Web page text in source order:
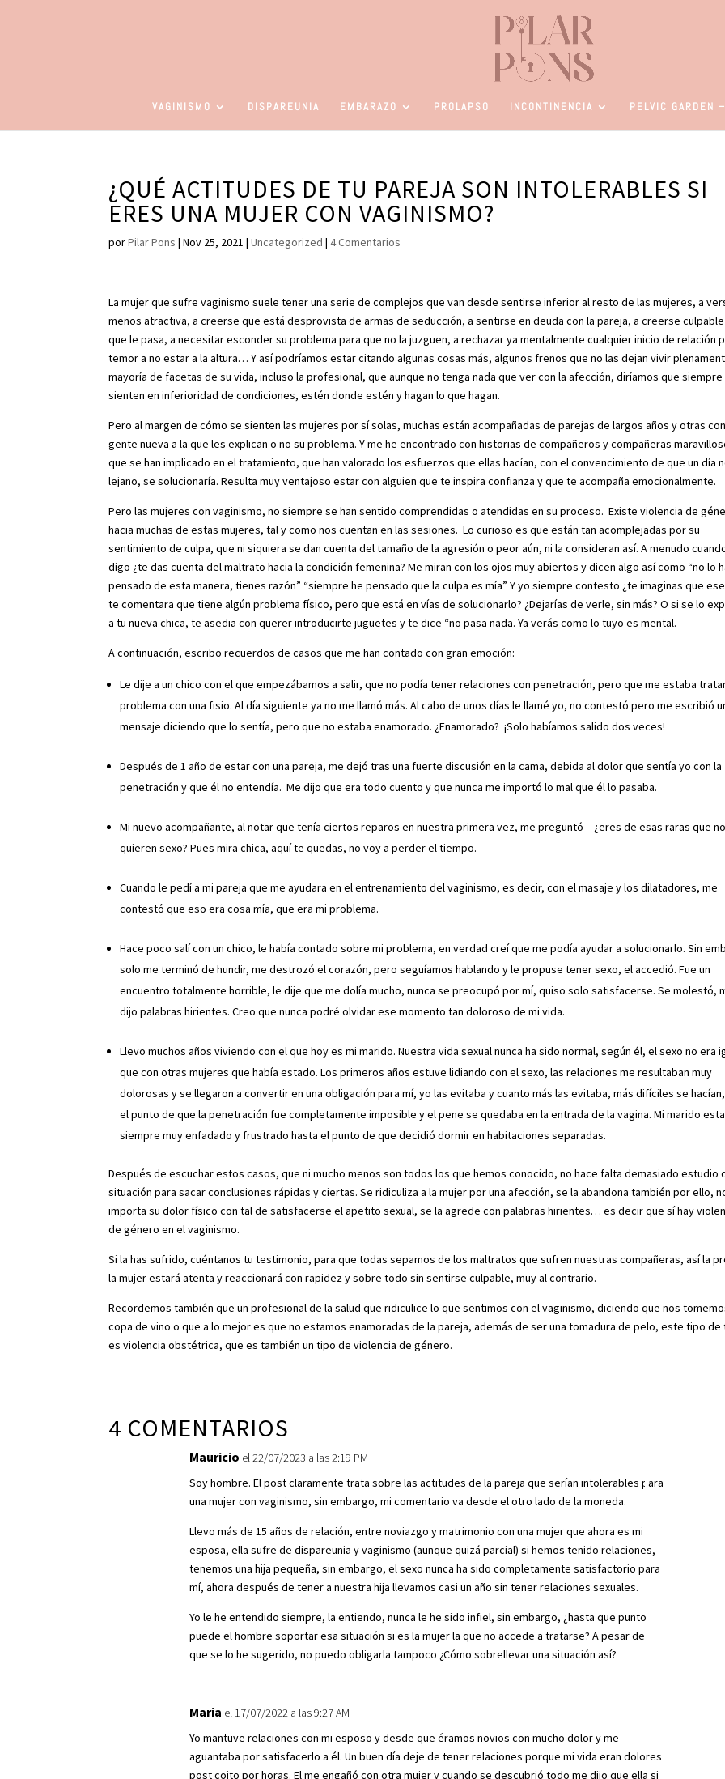
VAGINISMO DISPAREUNIA EMBARAZO PROLAPSO INCONTINENCIA PELVIC GARDEN
¿QUÉ ACTITUDES DE TU PAREJA SON INTOLERABLES SI
ERES UNA MUJER CON VAGINISMO?
porPilar Pons |Nov 25, 2021 |Uncategorized |4 Comentarios
La mujer que sufre vaginismo suele tener una serie de complejos que van desde sentirse inferior al resto de las mujeres, a
menos atractiva, a creerse que está desprovista de armas de seducción, a sentirse en deuda con la pareja, a creerse
que le pasa, a necesitar esconder su problema para que no la juzguen, a rechazar ya mentalmente cualquier inicio de relación
temor a no estar a la altura… Y así podríamos estar citando algunas cosas más, algunos frenos que no las dejan vivir
mayoría de facetas de su vida, incluso la profesional, que aunque no tenga nada que ver con la afección, diríamos que siempre
sienten en inferioridad de condiciones, estén donde estén y hagan lo que hagan.
Pero al margen de cómo se sienten las mujeres por sí solas, muchas están acompañadas de parejas de largos años y otras
gente nueva a la que les explican o no su problema. Y me he encontrado con historias de compañeros y compañeras
que se han implicado en el tratamiento, que han valorado los esfuerzos que ellas hacían, con el convencimiento de que un día
lejano, se solucionaría. Resulta muy ventajoso estar con alguien que te inspira confianza y que te acompaña emocionalmente.
Pero las mujeres con vaginismo, no siempre se han sentido comprendidas o atendidas en su proceso. Existe violencia de
hacia muchas de estas mujeres, tal y como nos cuentan en las sesiones. Lo curioso es que están tan acomplejadas por su
sentimiento de culpa, que ni siquiera se dan cuenta del tamaño de la agresión o peor aún, ni la consideran así. A menudo
digo ¿te das cuenta del maltrato hacia la condición femenina? Me miran con los ojos muy abiertos y dicen algo así como “no lo
pensado de esta manera, tienes razón” “siempre he pensado que la culpa es mía” Y yo siempre contesto ¿te imaginas que
te comentara que tiene algún problema físico, pero que está en vías de solucionarlo? ¿Dejarías de verle, sin más? O si se lo
a tu nueva chica, te asedia con querer introducirte juguetes y te dice “no pasa nada. Ya verás como lo tuyo es mental.
A continuación, escribo recuerdos de casos que me han contado con gran emoción:
Le dije a un chico con el que empezábamos a salir, que no podía tener relaciones con penetración, pero que me estaba
problema con una fisio. Al día siguiente ya no me llamó más. Al cabo de unos días le llamé yo, no contestó pero me escribió
mensaje diciendo que lo sentía, pero que no estaba enamorado. ¿Enamorado? ¡Solo habíamos salido dos veces!
Después de 1 año de estar con una pareja, me dejó tras una fuerte discusión en la cama, debida al dolor que sentía yo con la
penetración y que él no entendía. Me dijo que era todo cuento y que nunca me importó lo mal que él lo pasaba.
Mi nuevo acompañante, al notar que tenía ciertos reparos en nuestra primera vez, me preguntó – ¿eres de esas raras que no
quieren sexo? Pues mira chica, aquí te quedas, no voy a perder el tiempo.
Cuando le pedí a mi pareja que me ayudara en el entrenamiento del vaginismo, es decir, con el masaje y los dilatadores, me
contestó que eso era cosa mía, que era mi problema.
Hace poco salí con un chico, le había contado sobre mi problema, en verdad creí que me podía ayudar a solucionarlo. Sin
solo me terminó de hundir, me destrozó el corazón, pero seguíamos hablando y le propuse tener sexo, el accedió. Fue un
encuentro totalmente horrible, le dije que me dolía mucho, nunca se preocupó por mí, quiso solo satisfacerse. Se molestó,
dijo palabras hirientes. Creo que nunca podré olvidar ese momento tan doloroso de mi vida.
Llevo muchos años viviendo con el que hoy es mi marido. Nuestra vida sexual nunca ha sido normal, según él, el sexo no era
que con otras mujeres que había estado. Los primeros años estuve lidiando con el sexo, las relaciones me resultaban muy
dolorosas y se llegaron a convertir en una obligación para mí, yo las evitaba y cuanto más las evitaba, más difíciles se
el punto de que la penetración fue completamente imposible y el pene se quedaba en la entrada de la vagina. Mi marido
siempre muy enfadado y frustrado hasta el punto de que decidió dormir en habitaciones separadas.
Después de escuchar estos casos, que ni mucho menos son todos los que hemos conocido, no hace falta demasiado estudio
situación para sacar conclusiones rápidas y ciertas. Se ridiculiza a la mujer por una afección, se la abandona también por ello,
importa su dolor físico con tal de satisfacerse el apetito sexual, se la agrede con palabras hirientes… es decir que sí hay
de género en el vaginismo.
Si la has sufrido, cuéntanos tu testimonio, para que todas sepamos de los maltratos que sufren nuestras compañeras, así la
la mujer estará atenta y reaccionará con rapidez y sobre todo sin sentirse culpable, muy al contrario.
Recordemos también que un profesional de la salud que ridiculice lo que sentimos con el vaginismo, diciendo que nos
copa de vino o que a lo mejor es que no estamos enamoradas de la pareja, además de ser una tomadura de pelo, este tipo de
es violencia obstétrica, que es también un tipo de violencia de género.
4 COMENTARIOS
Mauricio el 22/07/2023 a las 2:19 PM
Soy hombre. El post claramente trata sobre las actitudes de la pareja que serían intolerables para
una mujer con vaginismo, sin embargo, mi comentario va desde el otro lado de la moneda.
Llevo más de 15 años de relación, entre noviazgo y matrimonio con una mujer que ahora es mi
esposa, ella sufre de dispareunia y vaginismo (aunque quizá parcial) si hemos tenido relaciones,
tenemos una hija pequeña, sin embargo, el sexo nunca ha sido completamente satisfactorio para
mí, ahora después de tener a nuestra hija llevamos casi un año sin tener relaciones sexuales.
Yo le he entendido siempre, la entiendo, nunca le he sido infiel, sin embargo, ¿hasta que punto
puede el hombre soportar esa situación si es la mujer la que no accede a tratarse? A pesar de
que se lo he sugerido, no puedo obligarla tampoco ¿Cómo sobrellevar una situación así?
Maria el 17/07/2022 a las 9:27 AM
Yo mantuve relaciones con mi esposo y desde que éramos novios con mucho dolor y me
aguantaba por satisfacerlo a él. Un buen día deje de tener relaciones porque mi vida eran dolores
post coito por horas. El me engañó con otra mujer y cuando se descubrió todo me dijo que ella si